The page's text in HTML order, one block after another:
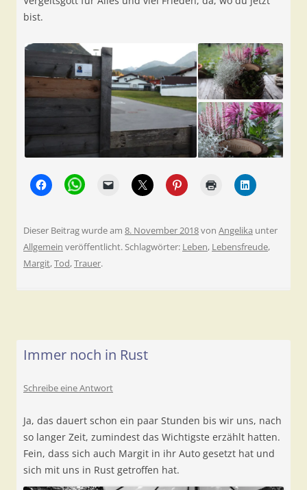
bist.
Dieser Beitrag wurde am 8. November 2018von Angelika unter
Allgemein veröffentlicht. Schlagwörter: Leben, Lebensfreude,
Margit,Tod,Trauer.
Immer noch in Rust
Schreibe eine Antwort
Ja, das dauert schon ein paar Stunden bis wir uns, nach
so langer Zeit, zumindest das Wichtigste erzählt hatten.
Fein, dass sich auch Margit in ihr Auto gesetzt hat und
sich mit uns in Rust getroffen hat.